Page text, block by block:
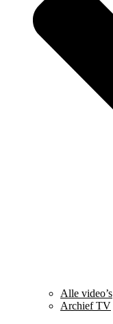
Alle video’s
Archief TV